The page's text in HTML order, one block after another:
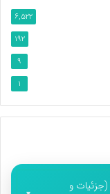
6,522
192
9
1
در منطقه 1 تهران + (جزئیات و